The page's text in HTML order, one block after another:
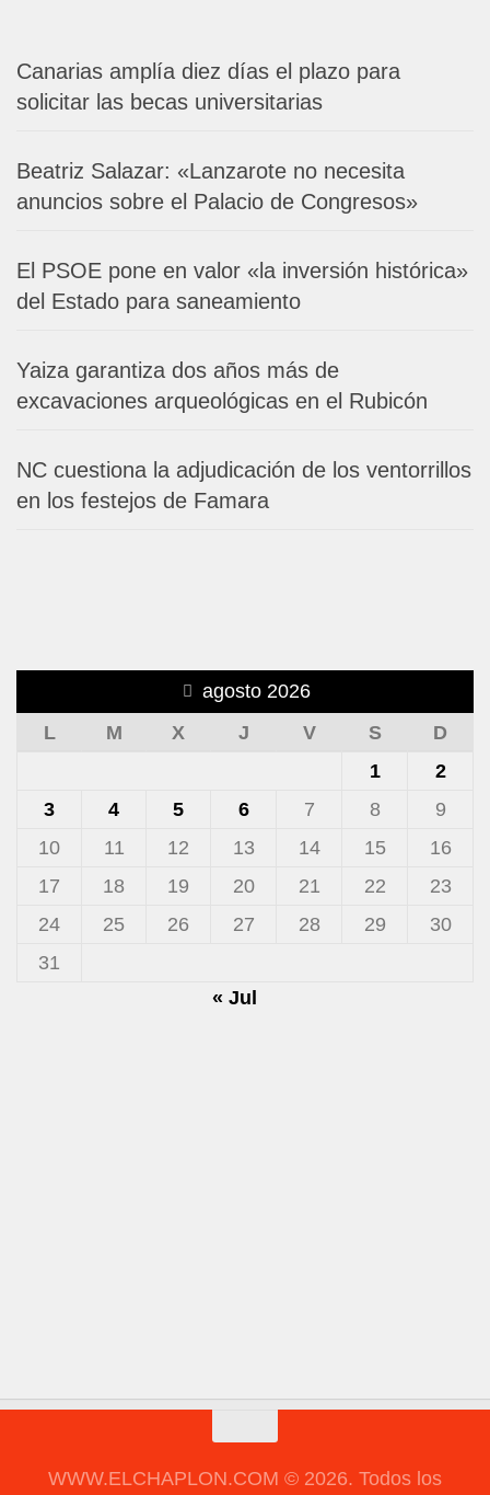
Canarias amplía diez días el plazo para
solicitar las becas universitarias
Beatriz Salazar: «Lanzarote no necesita
anuncios sobre el Palacio de Congresos»
El PSOE pone en valor «la inversión histórica»
del Estado para saneamiento
Yaiza garantiza dos años más de
excavaciones arqueológicas en el Rubicón
NC cuestiona la adjudicación de los ventorrillos
en los festejos de Famara
agosto 2026
L
M X J V S
D
1
2
3
4 5 6 7 8
9
10
11 12 13 14 15
16
17
18 19 20 21 22
23
24
25 26 27 28 29
30
31
« Jul
WWW.ELCHAPLON.COM © 2026. Todos los